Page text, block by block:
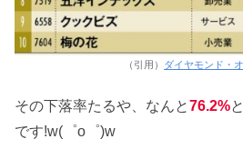
（引用） ダイヤモンド・
その下落率たるや、なんと76.2%
です!w(゜o゜)w